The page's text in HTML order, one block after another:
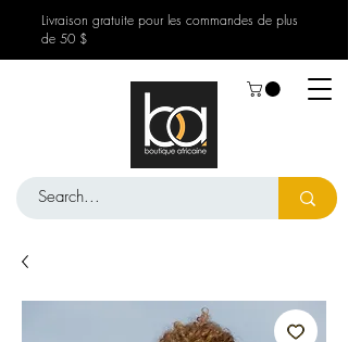
Livraison gratuite pour les commandes de plus
de 50 $